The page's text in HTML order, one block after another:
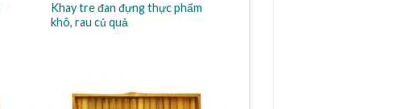
Khay tre đan đựng thực phẩm
khô, rau củ quả